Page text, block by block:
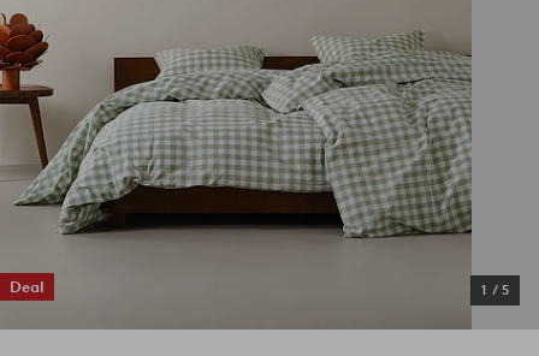
Deal 1 / 5